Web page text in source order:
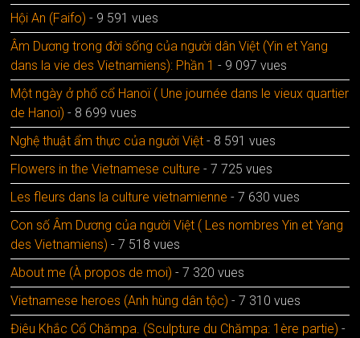
Hội An (Faifo) - 9 591 vues
Âm Dương trong đời sống của người dân Việt (Yin et Yang
dans la vie des Vietnamiens): Phần 1 - 9 097 vues
Một ngày ở phố cổ Hanoï ( Une journée dans le vieux quartier
de Hanoï) - 8 699 vues
Nghệ thuật ẩm thực của người Việt - 8 591 vues
Flowers in the Vietnamese culture - 7 725 vues
Les fleurs dans la culture vietnamienne - 7 630 vues
Con số Âm Dương của người Việt ( Les nombres Yin et Yang
des Vietnamiens) - 7 518 vues
About me (À propos de moi) - 7 320 vues
Vietnamese heroes (Anh hùng dân tộc) - 7 310 vues
Điêu Khắc Cổ Chămpa. (Sculpture du Chămpa: 1ère partie) -